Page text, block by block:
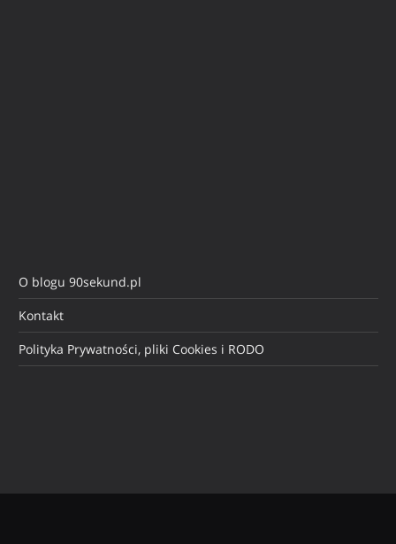
O blogu 90sekund.pl
Kontakt
Polityka Prywatności, pliki Cookies i RODO